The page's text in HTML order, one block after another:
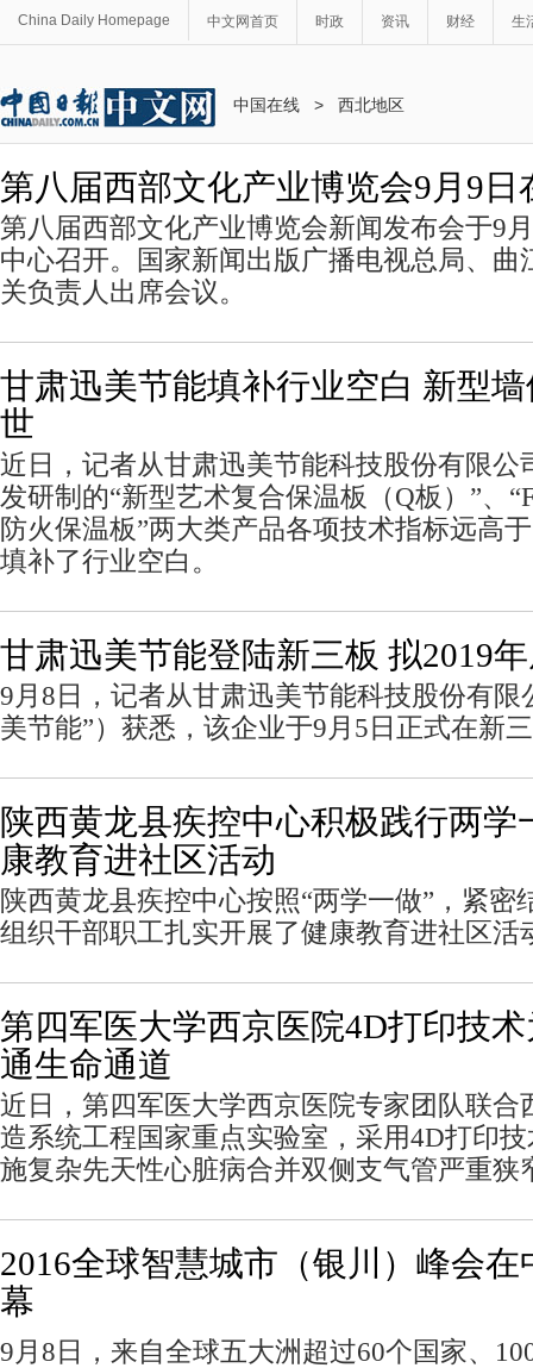
China Daily Homepage 中文网首页 时政 资讯 财经 生
中国在线 > 西北地区
第八届西部文化产业博览会9月9日
第八届西部文化产业博览会新闻发布会于9
中心召开。国家新闻出版广播电视总局、曲
关负责人出席会议。
甘肃迅美节能填补行业空白 新型
世
近日，记者从甘肃迅美节能科技股份有限公
发研制的“新型艺术复合保温板（Q板）”、
防火保温板”两大类产品各项技术指标远高
填补了行业空白。
甘肃迅美节能登陆新三板 拟2019
9月8日，记者从甘肃迅美节能科技股份有限
美节能”）获悉，该企业于9月5日正式在新
陕西黄龙县疾控中心积极践行两学
康教育进社区活动
陕西黄龙县疾控中心按照“两学一做”，紧密
组织干部职工扎实开展了健康教育进社区活
第四军医大学西京医院4D打印技
通生命通道
近日，第四军医大学西京医院专家团队联合
造系统工程国家重点实验室，采用4D打印
施复杂先天性心脏病合并双侧支气管严重狭
2016全球智慧城市（银川）峰会在
幕
9 月 8 日，来自全球五大洲超过60个国家、